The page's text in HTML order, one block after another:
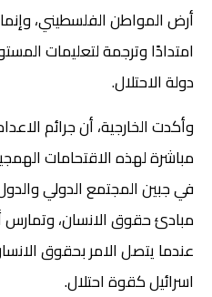
أرض المواطن الفلسطيني، وإنما
امتدادًا وترجمة لتعليمات
دولة الاحتلال.
وأكدت الخارجية، أن جرائم
مباشرة لهذه الاقتحامات
في جبين المجتمع الدولي
مبادئ حقوق الانسان، وتمارس
عندما يتصل الامر بحقوق
اسرائيل كقوة احتلال.